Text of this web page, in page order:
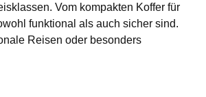
Vom kompakten Koffer für
funktional als auch sicher sind.
Reisen oder besonders